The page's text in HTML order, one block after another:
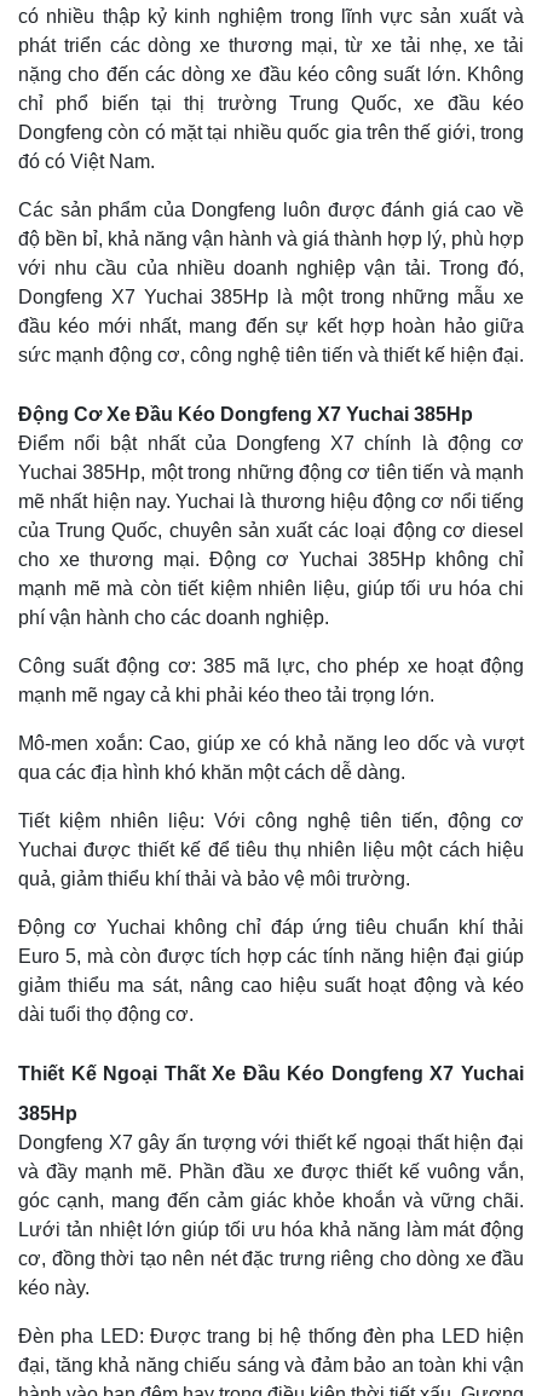
có nhiều thập kỷ kinh nghiệm trong lĩnh vực sản xuất và
phát triển các dòng xe thương mại, từ xe tải nhẹ, xe tải
nặng cho đến các dòng xe đầu kéo công suất lớn. Không
chỉ phổ biến tại thị trường Trung Quốc, xe đầu kéo
Dongfeng còn có mặt tại nhiều quốc gia trên thế giới, trong
đó có Việt Nam.
Các sản phẩm của Dongfeng luôn được đánh giá cao về
độ bền bỉ, khả năng vận hành và giá thành hợp lý, phù hợp
với nhu cầu của nhiều doanh nghiệp vận tải. Trong đó,
Dongfeng X7 Yuchai 385Hp là một trong những mẫu xe
đầu kéo mới nhất, mang đến sự kết hợp hoàn hảo giữa
sức mạnh động cơ, công nghệ tiên tiến và thiết kế hiện đại.
Động Cơ Xe Đầu Kéo Dongfeng X7 Yuchai 385Hp
Điểm nổi bật nhất của Dongfeng X7 chính là động cơ
Yuchai 385Hp, một trong những động cơ tiên tiến và mạnh
mẽ nhất hiện nay. Yuchai là thương hiệu động cơ nổi tiếng
của Trung Quốc, chuyên sản xuất các loại động cơ diesel
cho xe thương mại. Động cơ Yuchai 385Hp không chỉ
mạnh mẽ mà còn tiết kiệm nhiên liệu, giúp tối ưu hóa chi
phí vận hành cho các doanh nghiệp.
Công suất động cơ: 385 mã lực, cho phép xe hoạt động
mạnh mẽ ngay cả khi phải kéo theo tải trọng lớn.
Mô-men xoắn: Cao, giúp xe có khả năng leo dốc và vượt
qua các địa hình khó khăn một cách dễ dàng.
Tiết kiệm nhiên liệu: Với công nghệ tiên tiến, động cơ
Yuchai được thiết kế để tiêu thụ nhiên liệu một cách hiệu
quả, giảm thiểu khí thải và bảo vệ môi trường.
Động cơ Yuchai không chỉ đáp ứng tiêu chuẩn khí thải
Euro 5, mà còn được tích hợp các tính năng hiện đại giúp
giảm thiểu ma sát, nâng cao hiệu suất hoạt động và kéo
dài tuổi thọ động cơ.
Thiết Kế Ngoại Thất Xe Đầu Kéo Dongfeng X7 Yuchai
385Hp
Dongfeng X7 gây ấn tượng với thiết kế ngoại thất hiện đại
và đầy mạnh mẽ. Phần đầu xe được thiết kế vuông vắn,
góc cạnh, mang đến cảm giác khỏe khoắn và vững chãi.
Lưới tản nhiệt lớn giúp tối ưu hóa khả năng làm mát động
cơ, đồng thời tạo nên nét đặc trưng riêng cho dòng xe đầu
kéo này.
Đèn pha LED: Được trang bị hệ thống đèn pha LED hiện
đại, tăng khả năng chiếu sáng và đảm bảo an toàn khi vận